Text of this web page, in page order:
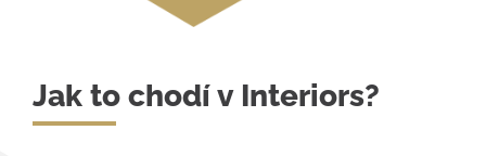
Jak to chodí v Interiors?